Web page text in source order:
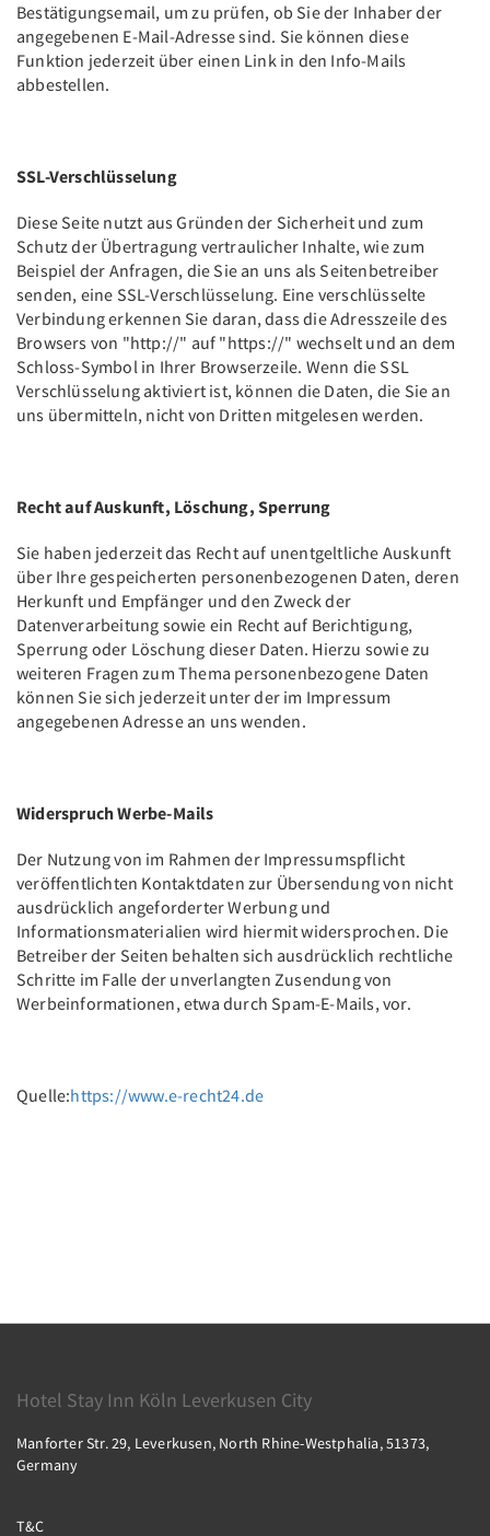
Bestätigungsemail, um zu prüfen, ob Sie der Inhaber der
angegebenen E-Mail-Adresse sind. Sie können diese
Funktion jederzeit über einen Link in den Info-Mails
abbestellen.
SSL-Verschlüsselung
Diese Seite nutzt aus Gründen der Sicherheit und zum
Schutz der Übertragung vertraulicher Inhalte, wie zum
Beispiel der Anfragen, die Sie an uns als Seitenbetreiber
senden, eine SSL-Verschlüsselung. Eine verschlüsselte
Verbindung erkennen Sie daran, dass die Adresszeile des
Browsers von "http://" auf "https://" wechselt und an dem
Schloss-Symbol in Ihrer Browserzeile. Wenn die SSL
Verschlüsselung aktiviert ist, können die Daten, die Sie an
uns übermitteln, nicht von Dritten mitgelesen werden.
Recht auf Auskunft, Löschung, Sperrung
Sie haben jederzeit das Recht auf unentgeltliche Auskunft
über Ihre gespeicherten personenbezogenen Daten, deren
Herkunft und Empfänger und den Zweck der
Datenverarbeitung sowie ein Recht auf Berichtigung,
Sperrung oder Löschung dieser Daten. Hierzu sowie zu
weiteren Fragen zum Thema personenbezogene Daten
können Sie sich jederzeit unter der im Impressum
angegebenen Adresse an uns wenden.
Widerspruch Werbe-Mails
Der Nutzung von im Rahmen der Impressumspflicht
veröffentlichten Kontaktdaten zur Übersendung von nicht
ausdrücklich angeforderter Werbung und
Informationsmaterialien wird hiermit widersprochen. Die
Betreiber der Seiten behalten sich ausdrücklich rechtliche
Schritte im Falle der unverlangten Zusendung von
Werbeinformationen, etwa durch Spam-E-Mails, vor.
Quelle:https://www.e-recht24.de
Hotel Stay Inn Köln Leverkusen City
Manforter Str. 29, Leverkusen, North Rhine-Westphalia, 51373,
Germany
T&C